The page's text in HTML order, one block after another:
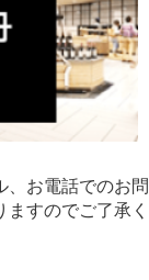
、お電話でのお問
すのでご了承く